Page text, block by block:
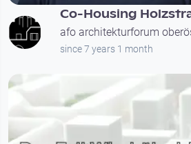
Co-Housing
afo architekturforum
since 7 years 1 month